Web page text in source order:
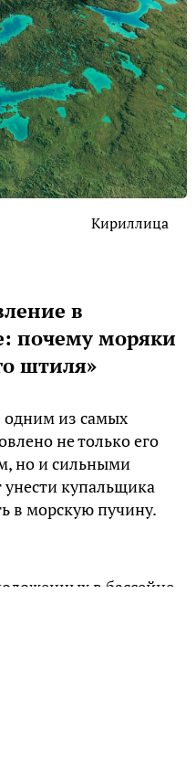
Кириллица
в
почему моряки
штиля»
одним из самых
не только его
но и сильными
купальщика
в морскую пучину.
в бассейне